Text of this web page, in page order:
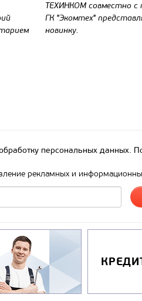
ТЕХИНКОМ совместно с
ГК "Экомтех"
новинку.
персональных данных.
рекламных и